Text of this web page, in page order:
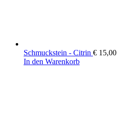
Schmuckstein - Citrin € 15,00
In den Warenkorb